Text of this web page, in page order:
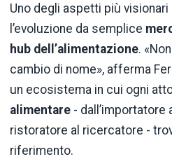
Uno degli aspetti più
l’evoluzione da semplice
hub dell’alimentazione.
cambio di nome», afferma
un ecosistema in cui ogni
alimentare - dall’importatore
ristoratore al ricercatore -
riferimento.